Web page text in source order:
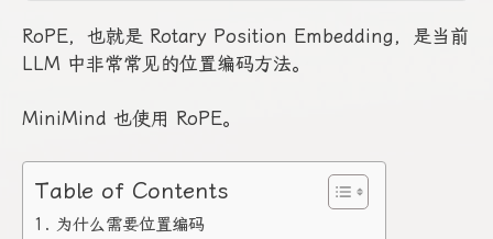
RoPE，也就是 Rotary Position Embedding，是当前
LLM 中非常常见的位置编码方法。
MiniMind 也使用 RoPE。
Table of Contents
1. 为什么需要位置编码